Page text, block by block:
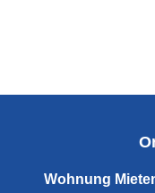
Wohnung